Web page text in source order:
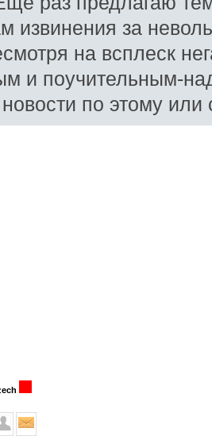
извинения за
на всплеск
и поучительным-
по этому или